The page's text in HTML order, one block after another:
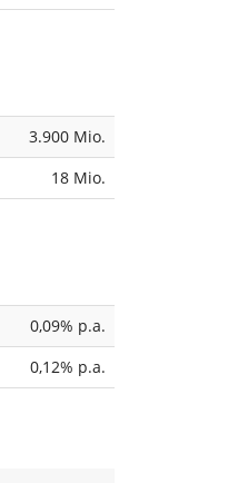
3.900 Mio.
18 Mio.
0,09% p.a.
0,12% p.a.